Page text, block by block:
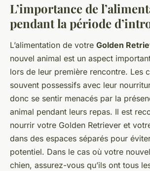
L’importance de
pendant la période
L’alimentation de votre Golden
nouvel animal est un aspect
lors de leur première rencontre. Les
souvent possessifs avec leur
donc se sentir menacés par la
animal pendant leurs repas. Il est
nourrir votre Golden Retriever et
dans des espaces séparés pour
potentiel. Dans le cas où votre
chien, assurez-vous qu’ils ont tous